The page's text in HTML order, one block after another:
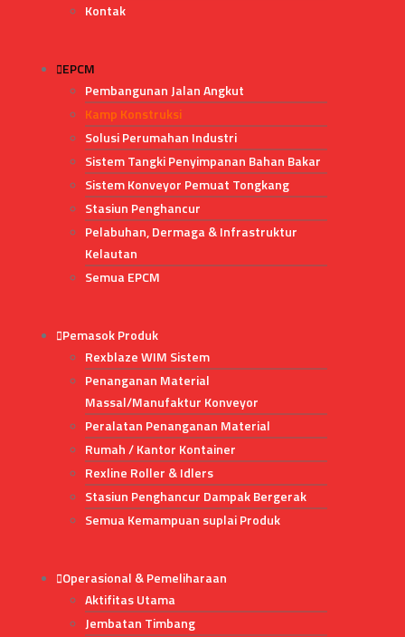
Kontak
EPCM
Pembangunan Jalan Angkut
Kamp Konstruksi
Solusi Perumahan Industri
Sistem Tangki Penyimpanan Bahan Bakar
Sistem Konveyor Pemuat Tongkang
Stasiun Penghancur
Pelabuhan, Dermaga & Infrastruktur
Kelautan
Semua EPCM
Pemasok Produk
Rexblaze WIM Sistem
Penanganan Material
Massal/Manufaktur Konveyor
Peralatan Penanganan Material
Rumah / Kantor Kontainer
Rexline Roller & Idlers
Stasiun Penghancur Dampak Bergerak
Semua Kemampuan suplai Produk
Operasional & Pemeliharaan
Aktifitas Utama
Jembatan Timbang